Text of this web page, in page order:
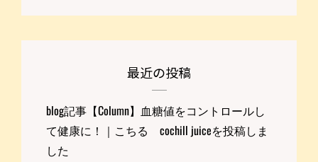
最近の投稿
blog記事【Column】血糖値をコントロールし
て健康に！｜こちる cochill juiceを投稿しま
した